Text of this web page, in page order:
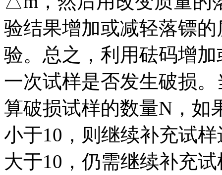
验结果增加或减轻落镖
验。总之，利用砝码增
一次试样是否发生破损
算破损试样的数量N，如
小于10，则继续补充试
大于10，仍需继续补充